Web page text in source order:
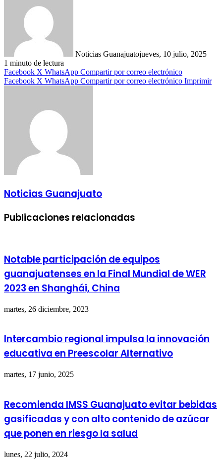
Noticias Guanajuatojueves, 10 julio, 2025
1 minuto de lectura
Facebook X WhatsApp Compartir por correo electrónico
Facebook X WhatsApp Compartir por correo electrónico Imprimir
Noticias Guanajuato
Publicaciones relacionadas
Notable participación de equipos
guanajuatenses en la Final Mundial de WER
2023 en Shanghái, China
martes, 26 diciembre, 2023
Intercambio regional impulsa la innovación
educativa en Preescolar Alternativo
martes, 17 junio, 2025
Recomienda IMSS Guanajuato evitar bebidas
gasificadas y con alto contenido de azúcar
que ponen en riesgo la salud
lunes, 22 julio, 2024